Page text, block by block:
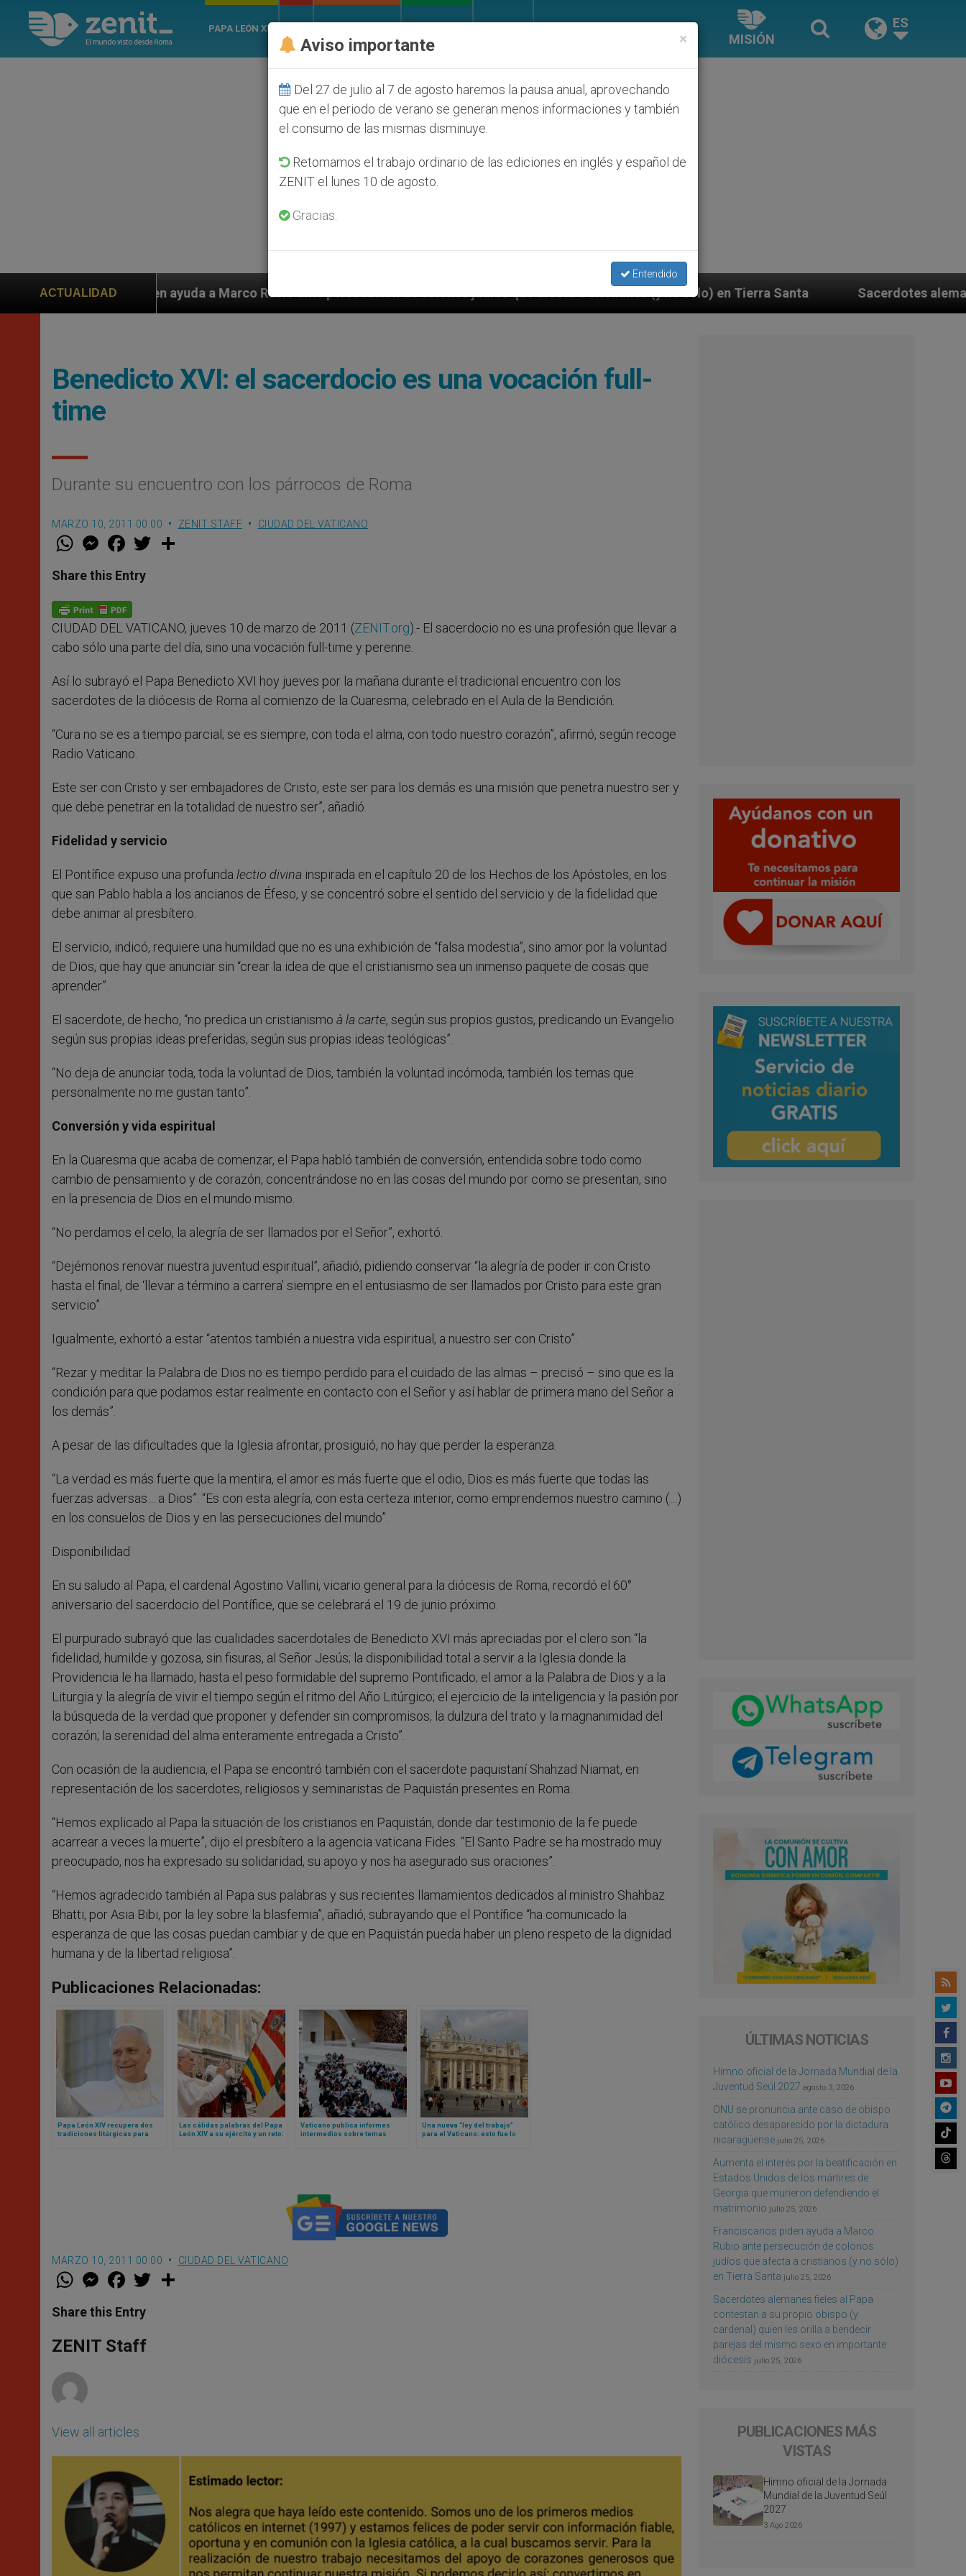
PAPA LEÓN XIV
MISIÓN
ES
ACTUALIDAD
ayuda a Marco Rubio ante persecución de colonos judíos que afecta a cristianos (y no sólo) en Tierra Santa Sacerdotes alemanes fieles al Papa
Benedicto XVI: el sacerdocio es una vocación full-
time
Durante su encuentro con los párrocos de Roma
MARZO 10, 2011 00:00 ZENIT STAFF CIUDAD DEL VATICANO
W
t
s
p
p
M
e
s
e
g
e
r
F
a
e
b
o
k
w
Share this Entry
CIUDAD DEL VATICANO, jueves 10 de marzo de 2011 (ZENIT.org).- El sacerdocio no es una profesión que llevar a
cabo sólo una parte del día, sino una vocación full-time y perenne.
Así lo subrayó el Papa Benedicto XVI hoy jueves por la mañana durante el tradicional encuentro con los
sacerdotes de la diócesis de Roma al comienzo de la Cuaresma, celebrado en el Aula de la Bendición.
“Cura no se es a tiempo parcial; se es siempre, con toda el alma, con todo nuestro corazón”, afirmó, según recoge
Radio Vaticano.
Este ser con Cristo y ser embajadores de Cristo, este ser para los demás es una misión que penetra nuestro ser y
que debe penetrar en la totalidad de nuestro ser”, añadió.
Fidelidad y servicio
El Pontífice expuso una profunda lectio divina inspirada en el capítulo 20 de los Hechos de los Apóstoles, en los
que san Pablo habla a los ancianos de Éfeso, y se concentró sobre el sentido del servicio y de la fidelidad que
debe animar al presbítero.
El servicio, indicó, requiere una humildad que no es una exhibición de “falsa modestia”, sino amor por la voluntad
de Dios, que hay que anunciar sin “crear la idea de que el cristianismo sea un inmenso paquete de cosas que
aprender”.
El sacerdote, de hecho, “no predica un cristianismo à la carte, según sus propios gustos, predicando un Evangelio
según sus propias ideas preferidas, según sus propias ideas teológicas”.
“No deja de anunciar toda, toda la voluntad de Dios, también la voluntad incómoda, también los temas que
personalmente no me gustan tanto”.
Conversión y vida espiritual
En la Cuaresma que acaba de comenzar, el Papa habló también de conversión, entendida sobre todo como
cambio de pensamiento y de corazón, concentrándose no en las cosas del mundo por como se presentan, sino
en la presencia de Dios en el mundo mismo.
“No perdamos el celo, la alegría de ser llamados por el Señor”, exhortó.
“Dejémonos renovar nuestra juventud espiritual”, añadió, pidiendo conservar “la alegría de poder ir con Cristo
hasta el final, de ‘llevar a término a carrera’ siempre en el entusiasmo de ser llamados por Cristo para este gran
servicio”.
Igualmente, exhortó a estar “atentos también a nuestra vida espiritual, a nuestro ser con Cristo”.
“Rezar y meditar la Palabra de Dios no es tiempo perdido para el cuidado de las almas – precisó – sino que es la
condición para que podamos estar realmente en contacto con el Señor y así hablar de primera mano del Señor a
los demás”.
A pesar de las dificultades que la Iglesia afrontar, prosiguió, no hay que perder la esperanza.
“La verdad es más fuerte que la mentira, el amor es más fuerte que el odio, Dios es más fuerte que todas las
fuerzas adversas… a Dios”. “Es con esta alegría, con esta certeza interior, como emprendemos nuestro camino (…)
en los consuelos de Dios y en las persecuciones del mundo”.
Disponibilidad
En su saludo al Papa, el cardenal Agostino Vallini, vicario general para la diócesis de Roma, recordó el 60°
aniversario del sacerdocio del Pontífice, que se celebrará el 19 de junio próximo.
El purpurado subrayó que las cualidades sacerdotales de Benedicto XVI más apreciadas por el clero son “la
fidelidad, humilde y gozosa, sin fisuras, al Señor Jesús; la disponibilidad total a servir a la Iglesia donde la
Providencia le ha llamado, hasta el peso formidable del supremo Pontificado; el amor a la Palabra de Dios y a la
Liturgia y la alegría de vivir el tiempo según el ritmo del Año Litúrgico; el ejercicio de la inteligencia y la pasión por
la búsqueda de la verdad que proponer y defender sin compromisos; la dulzura del trato y la magnanimidad del
corazón; la serenidad del alma enteramente entregada a Cristo”.
Con ocasión de la audiencia, el Papa se encontró también con el sacerdote paquistaní Shahzad Niamat, en
representación de los sacerdotes, religiosos y seminaristas de Paquistán presentes en Roma.
“Hemos explicado al Papa la situación de los cristianos en Paquistán, donde dar testimonio de la fe puede
acarrear a veces la muerte”, dijo el presbítero a la agencia vaticana Fides. “El Santo Padre se ha mostrado muy
preocupado, nos ha expresado su solidaridad, su apoyo y nos ha asegurado sus oraciones”.
“Hemos agradecido también al Papa sus palabras y sus recientes llamamientos dedicados al ministro Shahbaz
Bhatti, por Asia Bibi, por la ley sobre la blasfemia”, añadió, subrayando que el Pontífice “ha comunicado la
esperanza de que las cosas puedan cambiar y de que en Paquistán pueda haber un pleno respeto de la dignidad
humana y de la libertad religiosa”.
Publicaciones Relacionadas:
Papa León XIV recupera dos
tradiciones litúrgicas para
Las cálidas palabras del Papa
León XIV a su ejército y un reto:
Vaticano publica informes
intermedios sobre temas
Una nueva “ley del trabajo”
para el Vaticano: esto fue lo
MARZO 10, 2011 00:00 CIUDAD DEL VATICANO
W
t
s
p
p
M
e
s
e
g
e
F
a
e
b
o
k
w
Share this Entry
ZENIT Staff
View all articles
ÚLTIMAS NOTICIAS
Himno oficial de la Jornada Mundial de la
Juventud Seúl 2027 agosto 3, 2026
ONU se pronuncia ante caso de obispo
católico desaparecido por la dictadura
nicaragüense julio 25, 2026
Aumenta el interés por la beatificación en
Estados Unidos de los mártires de
Georgia que murieron defendiendo el
matrimonio julio 25, 2026
Franciscanos piden ayuda a Marco
Rubio ante persecución de colonos
judíos que afecta a cristianos (y no sólo)
en Tierra Santa julio 25, 2026
Sacerdotes alemanes fieles al Papa
contestan a su propio obispo (y
cardenal) quien les orilla a bendecir
parejas del mismo sexo en importante
diócesis julio 25, 2026
PUBLICACIONES MÁS
VISTAS
Himno oficial de la Jornada
Mundial de la Juventud Seúl
2027
3 Ago 2026
×
Aviso importante
Del 27 de julio al 7 de agosto haremos la pausa anual, aprovechando
que en el periodo de verano se generan menos informaciones y también
el consumo de las mismas disminuye.
Retomamos el trabajo ordinario de las ediciones en inglés y español de
ZENIT el lunes 10 de agosto.
Gracias.
Entendido